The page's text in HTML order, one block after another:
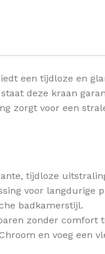
KOLOMKASTEN
een tijdloze en
deze kraan
zorgt voor een
tijdloze
voor langdurige
badkamerstijl.
zonder comfort
en voeg een